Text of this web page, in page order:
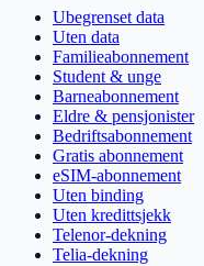
Ubegrenset data
Uten data
Familieabonnement
Student & unge
Barneabonnement
Eldre & pensjonister
Bedriftsabonnement
Gratis abonnement
eSIM-abonnement
Uten binding
Uten kredittsjekk
Telenor-dekning
Telia-dekning